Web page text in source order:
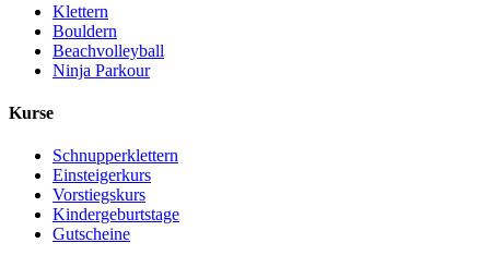
Klettern
Bouldern
Beachvolleyball
Ninja Parkour
Kurse
Schnupperklettern
Einsteigerkurs
Vorstiegskurs
Kindergeburtstage
Gutscheine